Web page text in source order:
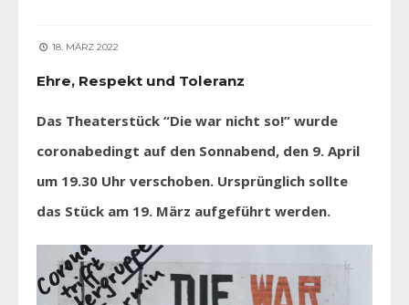
18. MÄRZ 2022
Ehre, Respekt und Toleranz
Das Theaterstück “Die war nicht so!” wurde
coronabedingt auf den Sonnabend, den 9. April
um 19.30 Uhr verschoben. Ursprünglich sollte
das Stück am 19. März aufgeführt werden.